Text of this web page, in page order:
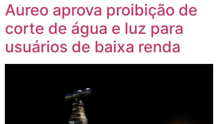
Aureo aprova proibição de
corte de água e luz para
usuários de baixa renda